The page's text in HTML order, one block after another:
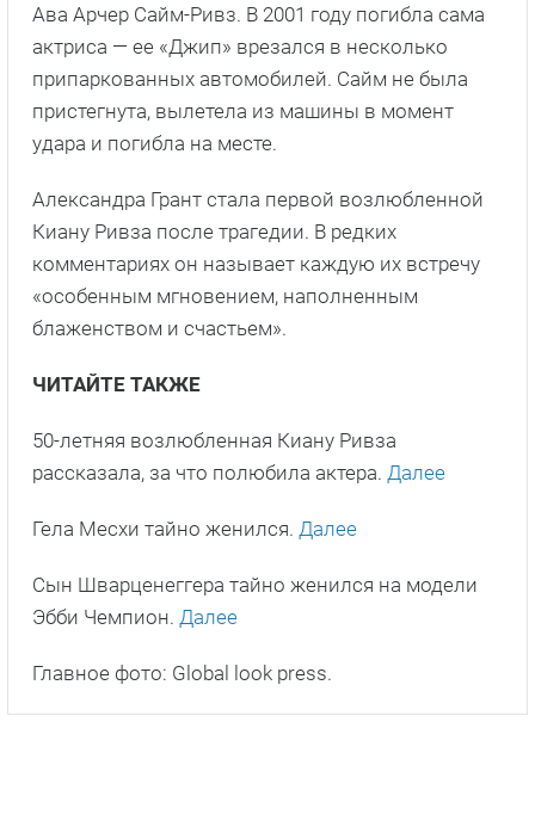
Ава Арчер Сайм-Ривз. В 2001 году погибла сама
актриса — ее «Джип» врезался в несколько
припаркованных автомобилей. Сайм не была
пристегнута, вылетела из машины в момент
удара и погибла на месте.
Александра Грант стала первой возлюбленной
Киану Ривза после трагедии. В редких
комментариях он называет каждую их встречу
«особенным мгновением, наполненным
блаженством и счастьем».
ЧИТАЙТЕ ТАКЖЕ
50-летняя возлюбленная Киану Ривза
рассказала, за что полюбила актера. Далее
Гела Месхи тайно женился. Далее
Сын Шварценеггера тайно женился на модели
Эбби Чемпион. Далее
Главное фото: Global look press.